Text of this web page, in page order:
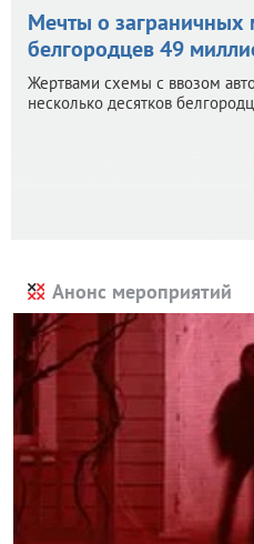
Мечты о
белгородцев 49
Жертвами схемы с ввозом
несколько десятков
Анонс мероприятий